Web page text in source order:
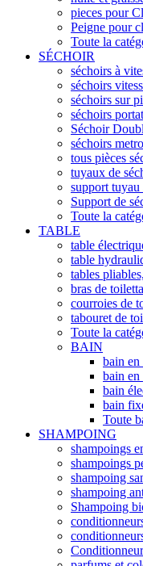
pieces pour
Peigne pour
Toute la
SÉCHOIR
séchoirs à
séchoirs
séchoirs sur
séchoirs
Séchoir
séchoirs
tous pièces
tuyaux de
support tuyau
Support de
Toute la
TABLE
table
table
tables
bras de
courroies de
tabouret de
Toute la
BAIN
bain en
bain
bain
bain
Toute
SHAMPOING
shampoings
shampoings
shampoing
shampoing
Shampoing